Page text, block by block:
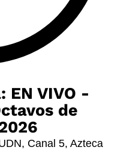
EN VIVO -
de
Canal 5, Azteca